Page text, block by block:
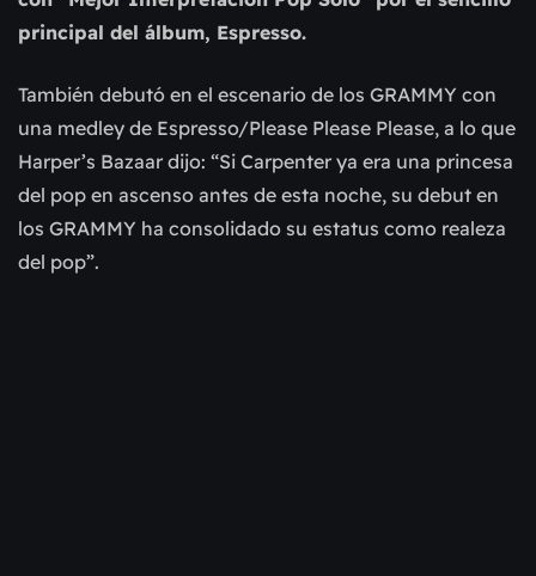
principal del álbum, Espresso.
También debutó en el escenario de los GRAMMY con
una medley de Espresso/Please Please Please, a lo que
Harper’s Bazaar dijo: “Si Carpenter ya era una princesa
del pop en ascenso antes de esta noche, su debut en
los GRAMMY ha consolidado su estatus como realeza
del pop”.